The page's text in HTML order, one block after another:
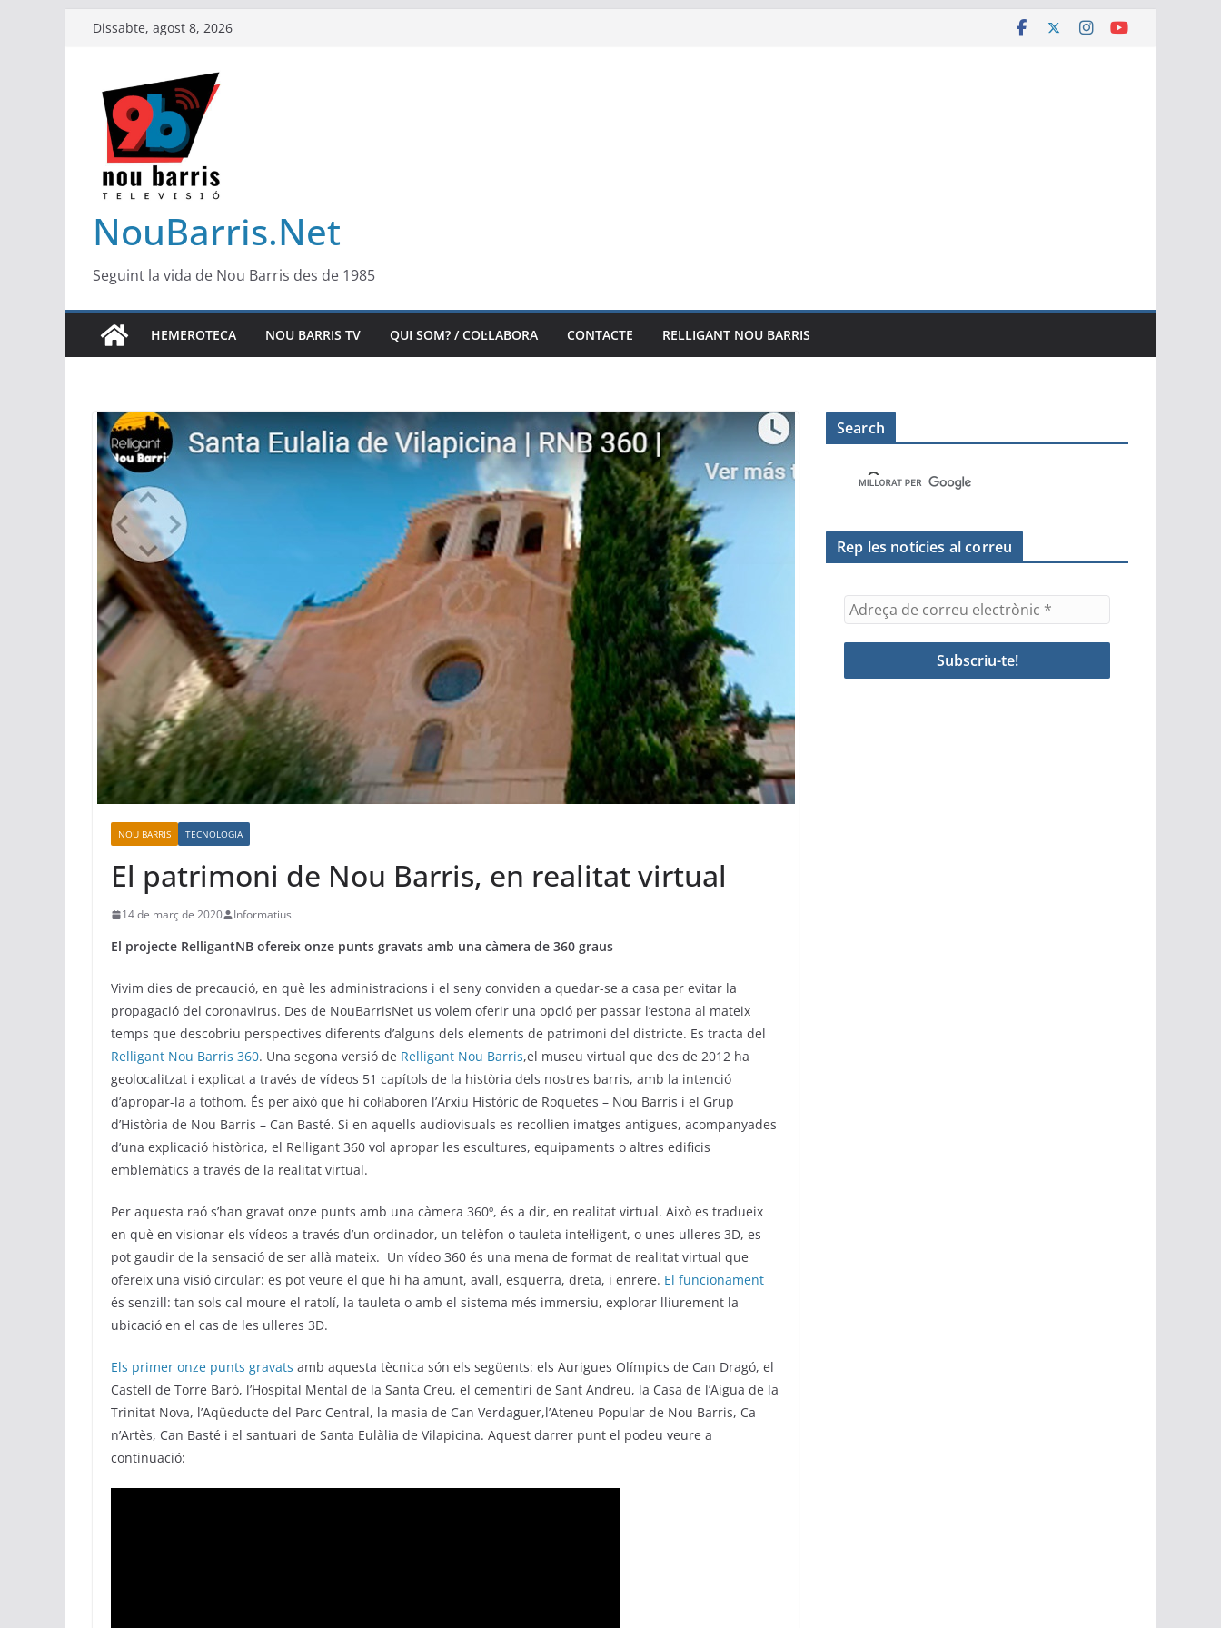
Dissabte, agost 8, 2026
NouBarris.Net
Seguint la vida de Nou Barris des de 1985
HEMEROTECA NOU BARRIS TV QUI SOM? / COL·LABORA CONTACTE RELLIGANT NOU BARRIS
NOU BARRIS TECNOLOGIA
El patrimoni de Nou Barris, en realitat virtual
14 de març de 2020 Informatius
El projecte RelligantNB ofereix onze punts gravats amb una càmera de 360 graus
Vivim dies de precaució, en què les administracions i el seny conviden a quedar-se a casa per evitar la
propagació del coronavirus. Des de NouBarrisNet us volem oferir una opció per passar l’estona al mateix
temps que descobriu perspectives diferents d’alguns dels elements de patrimoni del districte. Es tracta del
Relligant Nou Barris 360. Una segona versió de Relligant Nou Barris,el museu virtual que des de 2012 ha
geolocalitzat i explicat a través de vídeos 51 capítols de la història dels nostres barris, amb la intenció
d’apropar-la a tothom. És per això que hi col·laboren l’Arxiu Històric de Roquetes – Nou Barris i el Grup
d’Història de Nou Barris – Can Basté. Si en aquells audiovisuals es recollien imatges antigues, acompanyades
d’una explicació històrica, el Relligant 360 vol apropar les escultures, equipaments o altres edificis
emblemàtics a través de la realitat virtual.
Per aquesta raó s’han gravat onze punts amb una càmera 360º, és a dir, en realitat virtual. Això es tradueix
en què en visionar els vídeos a través d’un ordinador, un telèfon o tauleta intel·ligent, o unes ulleres 3D, es
pot gaudir de la sensació de ser allà mateix. Un vídeo 360 és una mena de format de realitat virtual que
ofereix una visió circular: es pot veure el que hi ha amunt, avall, esquerra, dreta, i enrere. El funcionament
és senzill: tan sols cal moure el ratolí, la tauleta o amb el sistema més immersiu, explorar lliurement la
ubicació en el cas de les ulleres 3D.
Els primer onze punts gravats amb aquesta tècnica són els següents: els Aurigues Olímpics de Can Dragó, el
Castell de Torre Baró, l’Hospital Mental de la Santa Creu, el cementiri de Sant Andreu, la Casa de l’Aigua de la
Trinitat Nova, l’Aqüeducte del Parc Central, la masia de Can Verdaguer,l’Ateneu Popular de Nou Barris, Ca
n’Artès, Can Basté i el santuari de Santa Eulàlia de Vilapicina. Aquest darrer punt el podeu veure a
continuació:
Search
Rep les notícies al correu